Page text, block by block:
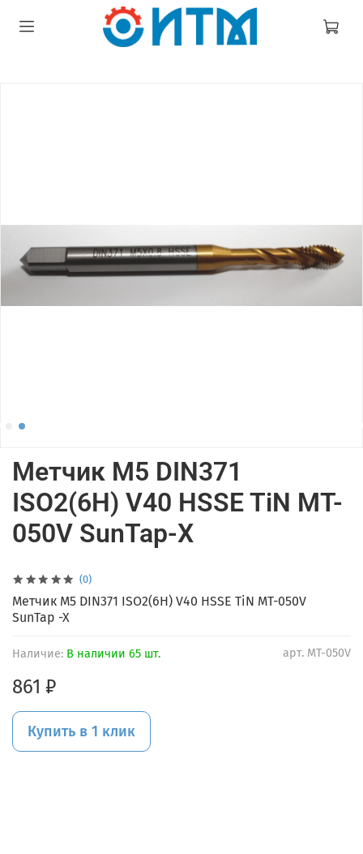
(0)
арт. MT-050V
Наличие: В наличии 65 шт.
Метчик M5 DIN371
ISO2(6H) V40 HSSE TiN MT-
050V SunTap-X
861 ₽
Купить в 1 клик
Метчик M5 DIN371 ISO2(6H) V40 HSSE TiN MT-050V
SunTap -X